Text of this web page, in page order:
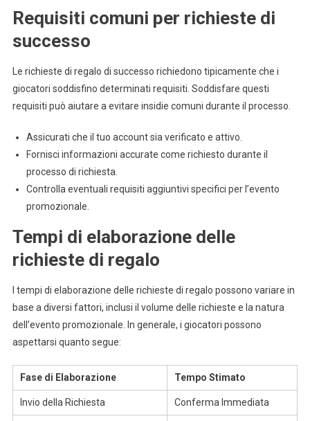
Requisiti comuni per richieste di
successo
Le richieste di regalo di successo richiedono tipicamente che i
giocatori soddisfino determinati requisiti. Soddisfare questi
requisiti può aiutare a evitare insidie comuni durante il processo.
Assicurati che il tuo account sia verificato e attivo.
Fornisci informazioni accurate come richiesto durante il
processo di richiesta.
Controlla eventuali requisiti aggiuntivi specifici per l’evento
promozionale.
Tempi di elaborazione delle
richieste di regalo
I tempi di elaborazione delle richieste di regalo possono variare in
base a diversi fattori, inclusi il volume delle richieste e la natura
dell’evento promozionale. In generale, i giocatori possono
aspettarsi quanto segue:
Fase di Elaborazione Tempo Stimato
Invio della Richiesta Conferma Immediata